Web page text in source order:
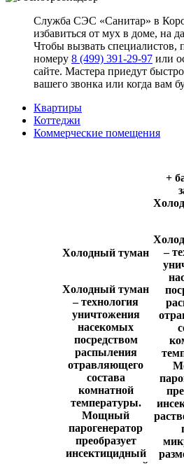
Служба СЭС «Санитар» в
избавиться от мух в доме, на
Чтобы вызвать специалистов,
номеру 8 (499) 391-29-97 или
сайте. Мастера приедут
вашего звонка или когда вам
Квартиры
Коттеджи
Коммерческие помещения
Холодный туман
Холодный туман
– технология
уничтожения
насекомых
посредством
распыления
отравляющего
состава
комнатной
температуры.
Мощный
парогенератор
преобразует
инсектицидный
+
–